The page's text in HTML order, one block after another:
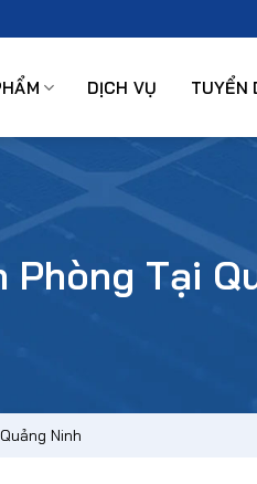
DỊCH VỤ TUYỂN
Tại
Ninh